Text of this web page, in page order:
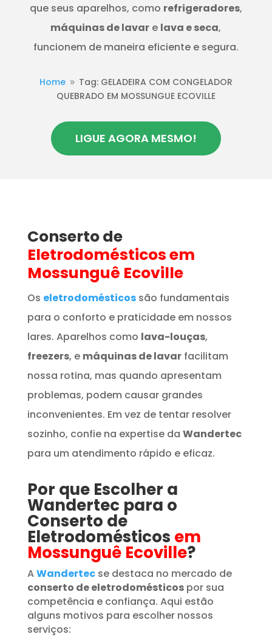
que seus aparelhos, como refrigeradores,
máquinas de lavar e lava e seca,
funcionem de maneira eficiente e segura.
Home 9 Tag: GELADEIRA COM CONGELADOR
QUEBRADO EM MOSSUNGUE ECOVILLE
LIGUE AGORA MESMO!
Conserto de
Eletrodomésticosem
Mossunguê Ecoville
Os eletrodomésticos são fundamentais
para o conforto e praticidade em nossos
lares. Aparelhos como lava-louças,
freezers, e máquinas de lavarfacilitam
nossa rotina, mas quando apresentam
problemas, podem causar grandes
inconvenientes. Em vez de tentar resolver
sozinho, confie na expertise da Wandertec
para um atendimento rápido e eficaz.
Por que Escolher a
Wandertec para o
Conserto de
Eletrodomésticos em
Mossunguê Ecoville?
AWandertecse destaca no mercado de
conserto de eletrodomésticospor sua
competência e confiança. Aqui estão
alguns motivos para escolher nossos
serviços: